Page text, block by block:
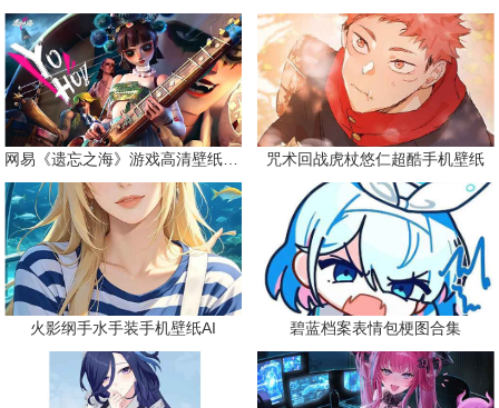
咒术回战虎杖悠仁超酷手机壁纸
火影纲手水手装手机壁纸AI 碧蓝档案表情包梗图合集